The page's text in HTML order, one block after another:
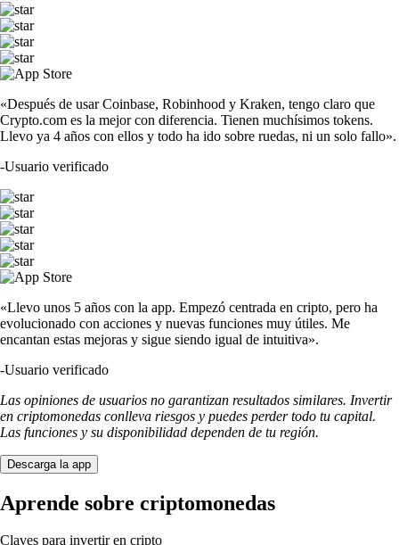
«Después de usar Coinbase, Robinhood y Kraken, tengo claro que
Crypto.com es la mejor con diferencia. Tienen muchísimos tokens.
Llevo ya 4 años con ellos y todo ha ido sobre ruedas, ni un solo fallo».
-Usuario verificado
«Llevo unos 5 años con la app. Empezó centrada en cripto, pero ha
evolucionado con acciones y nuevas funciones muy útiles. Me
encantan estas mejoras y sigue siendo igual de intuitiva».
-Usuario verificado
Las opiniones de usuarios no garantizan resultados similares. Invertir
en criptomonedas conlleva riesgos y puedes perder todo tu capital.
Las funciones y su disponibilidad dependen de tu región.
Descarga la app
Aprende sobre criptomonedas
Claves para invertir en cripto